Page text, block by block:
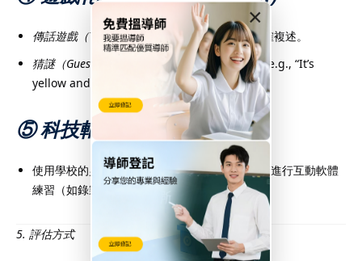
×
傳話遊戲（Telephone Game）
：訓練聆聽與準確複述。
猜謎（Guessing Game）
：用英語提示猜物品（e.g., “It’s
yellow and curved. What is it?” → Banana）。
⑤ 科技輔助
使用學校的英語室（English Room）或平板電腦進行互動軟體
練習（如錄製對話、AI發音評分）。
5. 評估方式